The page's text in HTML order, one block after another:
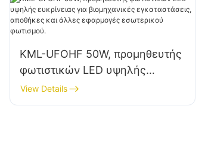
KML-UFOHF 50W, προμηθευτής
φωτιστικών LED υψηλής
ευκρίνειας για βιομηχανικές
εγκαταστάσεις, αποθήκες και
View Details